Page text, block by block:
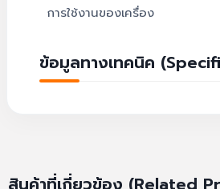
การใช้งานของเครื่อง
ข้อมูลทางเทคนิค
สินค้าที่เกี่ยวข้อง (Related